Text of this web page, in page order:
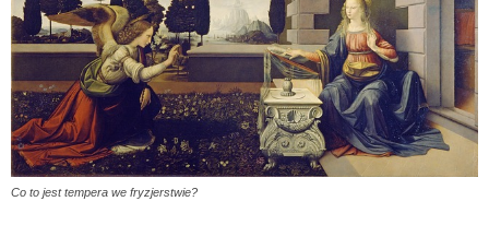
Co to jest tempera we fryzjerstwie?